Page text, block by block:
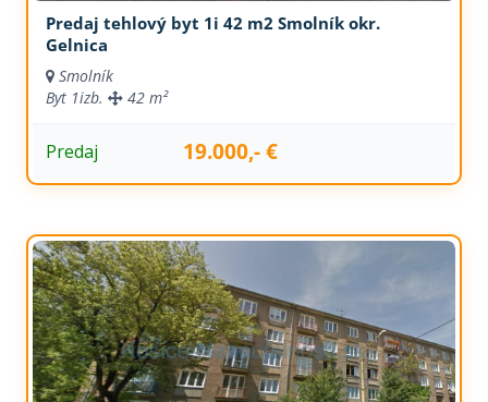
Predaj tehlový byt 1i 42 m2 Smolník okr.
Gelnica
Smolník
Byt 1izb. 42 m²
Predaj 19.000,- €